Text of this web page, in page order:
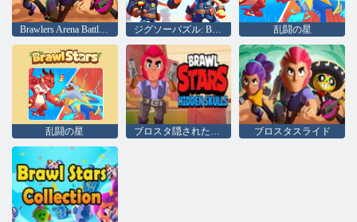
Brawlers Arena Battle Stars ジグソーパズル: Brawl Stars 乱闘の星
乱闘の星 ブロスタ隠された頭蓋骨 ブロスタスライド